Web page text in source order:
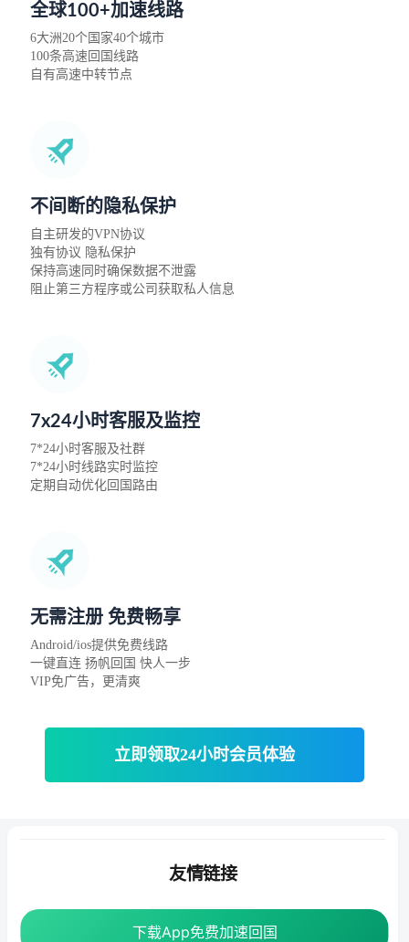
全球100+加速线路
6大洲20个国家40个城市
100条高速回国线路
自有高速中转节点
不间断的隐私保护
自主研发的VPN协议
独有协议 隐私保护
保持高速同时确保数据不泄露
阻止第三方程序或公司获取私人信息
7x24小时客服及监控
7*24小时客服及社群
7*24小时线路实时监控
定期自动优化回国路由
无需注册 免费畅享
Android/ios提供免费线路
一键直连 扬帆回国 快人一步
VIP免广告，更清爽
立即领取24小时会员体验
下载App免费加速回国
友情链接